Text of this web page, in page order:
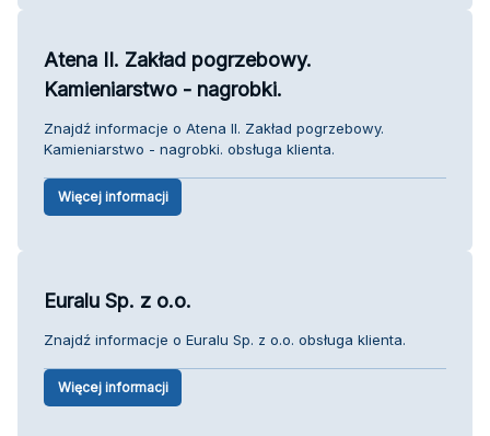
Atena II. Zakład pogrzebowy.
Kamieniarstwo - nagrobki.
Znajdź informacje o Atena II. Zakład pogrzebowy.
Kamieniarstwo - nagrobki. obsługa klienta.
Więcej informacji
Euralu Sp. z o.o.
Znajdź informacje o Euralu Sp. z o.o. obsługa klienta.
Więcej informacji